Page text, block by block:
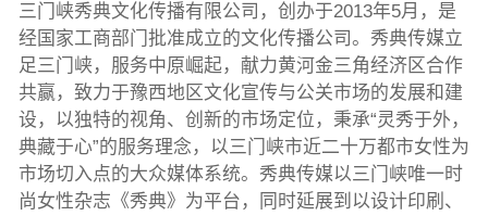
三门峡秀典文化传播有限公司，创办于2013年5月，是
经国家工商部门批准成立的文化传播公司。秀典传媒立
足三门峡，服务中原崛起，献力黄河金三角经济区合作
共赢，致力于豫西地区文化宣传与公关市场的发展和建
设，以独特的视角、创新的市场定位，秉承“灵秀于外，
典藏于心”的服务理念，以三门峡市近二十万都市女性为
市场切入点的大众媒体系统。秀典传媒以三门峡唯一时
尚女性杂志《秀典》为平台，同时延展到以设计印刷、